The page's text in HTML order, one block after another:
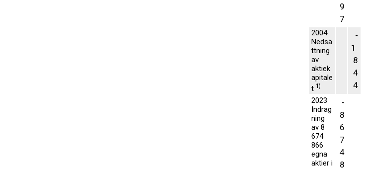
9
7
2004
Nedsä
ttning
av
aktiek
apitale
t1)
-
1
8
4
4
2023
Indrag
ning
av 8
674
866
egna
aktier i
-
8
6
7
4
8